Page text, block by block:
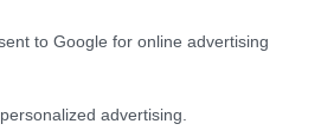
to Google for online advertising
advertising.